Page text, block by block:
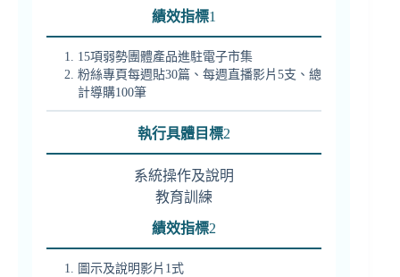
績效指標1
15項弱勢團體產品進駐電子市集
粉絲專頁每週貼30篇、每週直播影片5支、總
計導購100筆
執行具體目標2
系統操作及說明
教育訓練
績效指標2
圖示及說明影片1式